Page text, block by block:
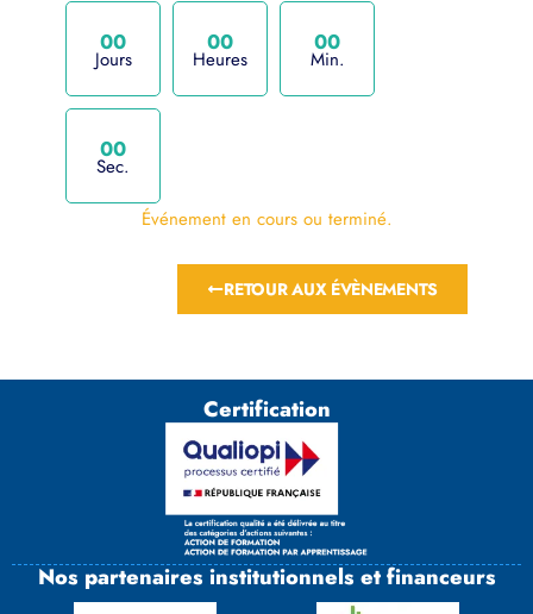
00
Jours
00
Heures
00
Min.
00
Sec.
Événement en cours ou terminé.
RETOUR AUX ÉVÈNEMENTS
Certification
Nos partenaires institutionnels et financeurs